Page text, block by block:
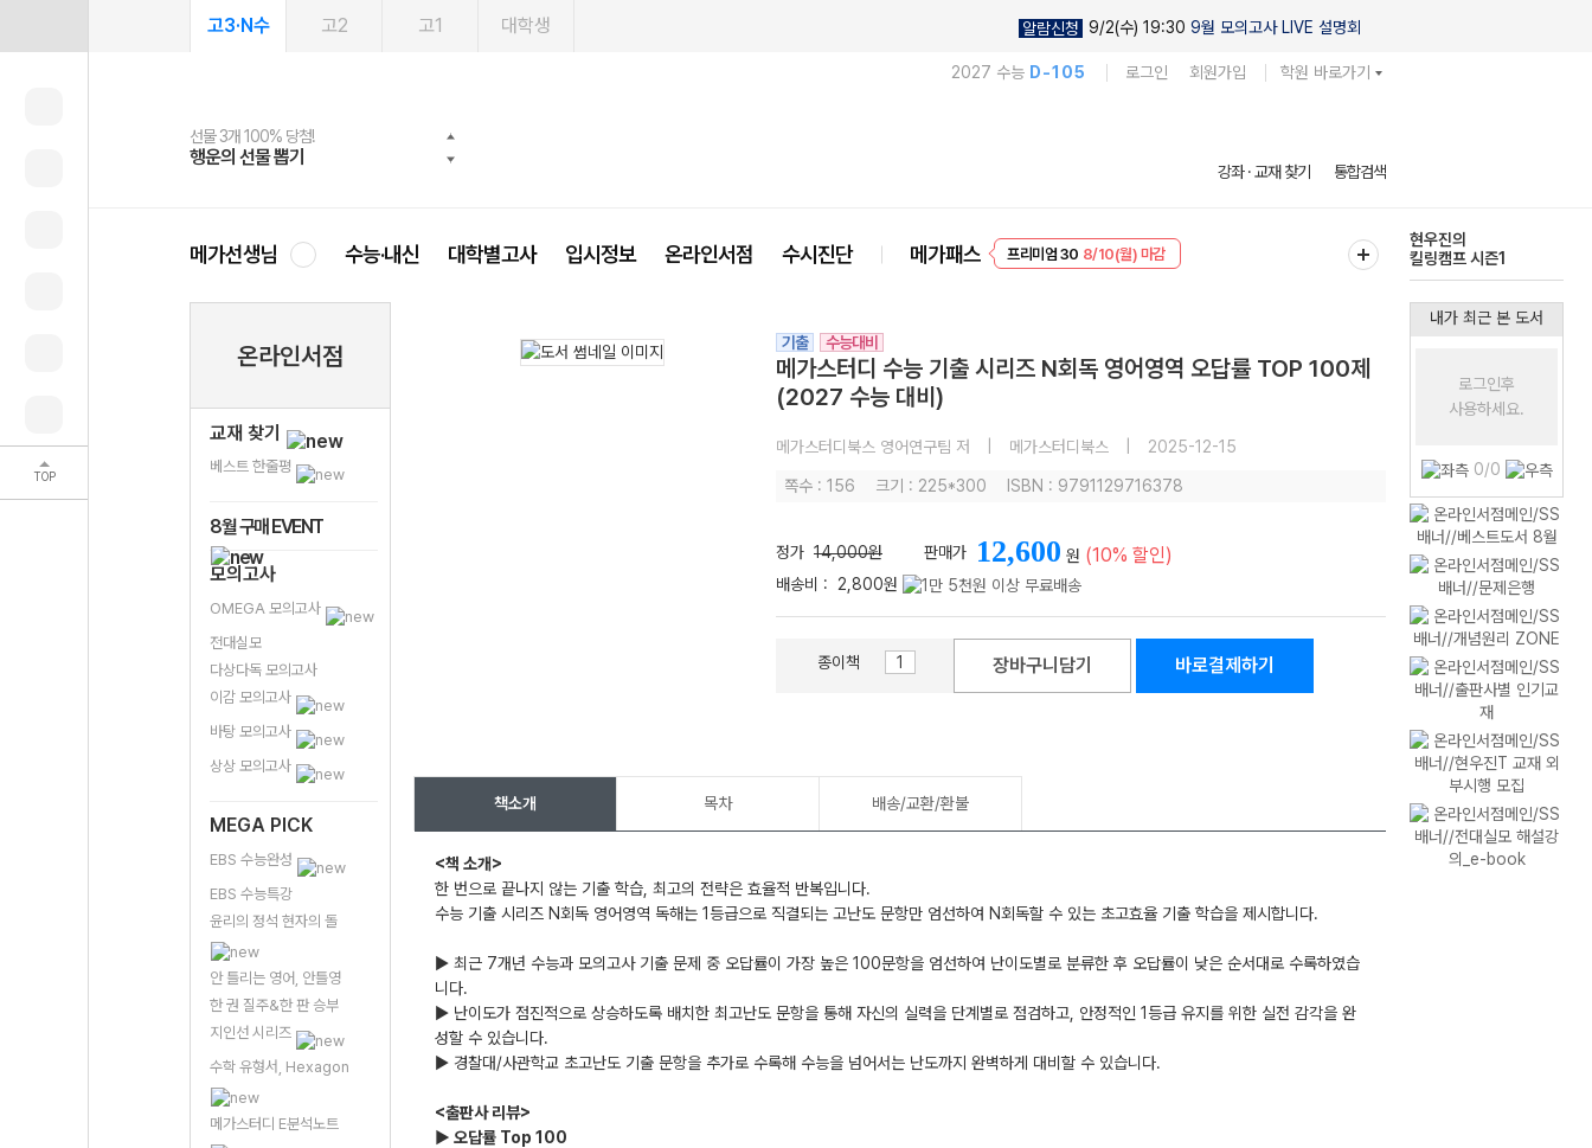
TOP
고3·N수 고2 고1 대학생 알람신청 9/2(수) 19:30 9월 모의고사 LIVE 설명회
2027 수능 D-105 로그인 회원가입 학원 바로가기
선물 3개 100% 당첨!
행운의 선물 뽑기
선물 100% 증정!
메가스터디 X 올리브
여름방학 스터디 캐시백
메가런 썸머스쿨
2027 러셀 단과
강사 공개선발
스마트러닝앱
설문 EVENT
메가패스
3일 무료 체험권
메가패스 수강생 무료혜택!
메가클럽 멤버십
사회공헌 캠페인
희망이룸 메가나눔
강좌 · 교재 찾기 통합검색
메가선생님 수능·내신 대학별고사 입시정보 온라인서점 수시진단 메가패스
프리미엄 30 8/10(월) 마감
다채로운 난도
실전 모의고사
온라인서점
교재 찾기
베스트 한줄평
8월 구매 EVENT
모의고사
OMEGA 모의고사
전대실모
다상다독 모의고사
이감 모의고사
바탕 모의고사
상상 모의고사
MEGA PICK
EBS 수능완성
EBS 수능특강
윤리의 정석 현자의 돌
안 틀리는 영어, 안틀영
한 권 질주&한 판 승부
지인선 시리즈
수학 유형서, Hexagon
메가스터디 E분석노트
기출 수능대비
메가스터디 수능 기출 시리즈 N회독 영어영역 오답률 TOP 100제
(2027 수능 대비)
메가스터디북스 영어연구팀 저 메가스터디북스 2025-12-15
쪽수 : 156 크기 : 225*300 ISBN : 9791129716378
정가 14,000원 판매가 12,600 원 (10% 할인)
배송비 : 2,800원
종이책 장바구니담기 바로결제하기
책소개 목차 배송/교환/환불
<책 소개>
한 번으로 끝나지 않는 기출 학습, 최고의 전략은 효율적 반복입니다.
수능 기출 시리즈 N회독 영어영역 독해는 1등급으로 직결되는 고난도 문항만 엄선하여 N회독할 수 있는 초고효율 기출 학습을 제시합니다.
▶ 최근 7개년 수능과 모의고사 기출 문제 중 오답률이 가장 높은 100문항을 엄선하여 난이도별로 분류한 후 오답률이 낮은 순서대로 수록하였습
니다.
▶ 난이도가 점진적으로 상승하도록 배치한 최고난도 문항을 통해 자신의 실력을 단계별로 점검하고, 안정적인 1등급 유지를 위한 실전 감각을 완
성할 수 있습니다.
▶ 경찰대/사관학교 초고난도 기출 문항을 추가로 수록해 수능을 넘어서는 난도까지 완벽하게 대비할 수 있습니다.
<출판사 리뷰>
▶ 오답률 Top 100
내가 최근 본 도서
로그인후
사용하세요.
0/0